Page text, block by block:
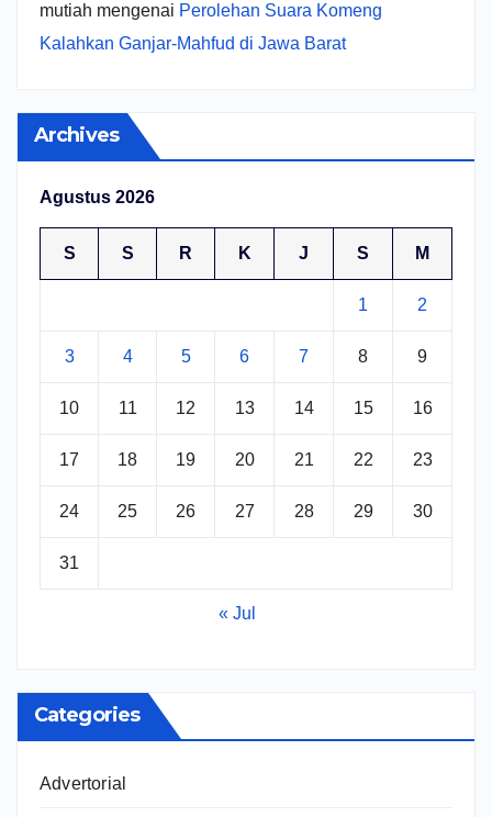
mutiah mengenai Perolehan Suara Komeng
Kalahkan Ganjar-Mahfud di Jawa Barat
Archives
Agustus 2026
S S R K J S M
1 2
3 4 5 6 7 8 9
10 11 12 13 14 15 16
17 18 19 20 21 22 23
24 25 26 27 28 29 30
31
« Jul
Categories
Advertorial